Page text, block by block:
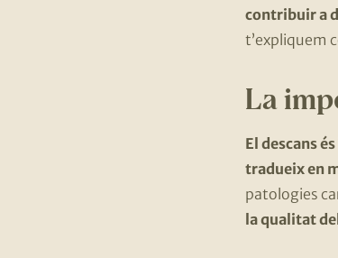
contribuir a
t’expliquem
La
El descans
tradueix en
patologies
la qualitat